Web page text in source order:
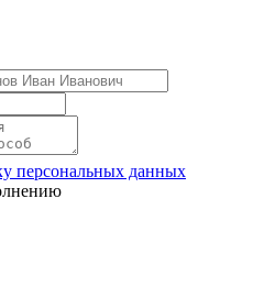
персональных данных